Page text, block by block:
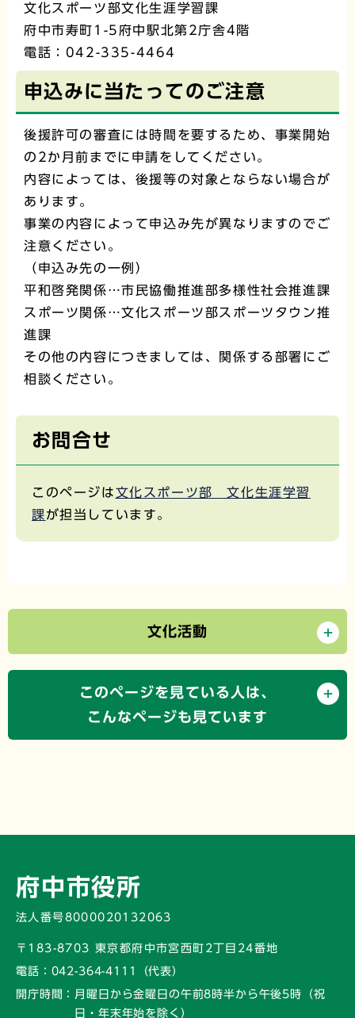
文化スポーツ部文化生涯学習課
府中市寿町1-5府中駅北第2庁舎4階
電話：042-335-4464
申込みに当たってのご注意
後援許可の審査には時間を要するため、事業開始
の2か月前までに申請をしてください。
内容によっては、後援等の対象とならない場合が
あります。
事業の内容によって申込み先が異なりますのでご
注意ください。
（申込み先の一例）
平和啓発関係…市民協働推進部多様性社会推進課
スポーツ関係…文化スポーツ部スポーツタウン推
進課
その他の内容につきましては、関係する部署にご
相談ください。
お問合せ
このページは文化スポーツ部 文化生涯学習
課が担当しています。
文化活動
このページを見ている人は、
こんなページも見ています
府中市役所
法人番号8000020132063
〒183-8703 東京都府中市宮西町2丁目24番地
電話： 042-364-4111（代表）
開庁時間： 月曜日から金曜日の午前8時半から午後5時 （祝
日・年末年始を除く）